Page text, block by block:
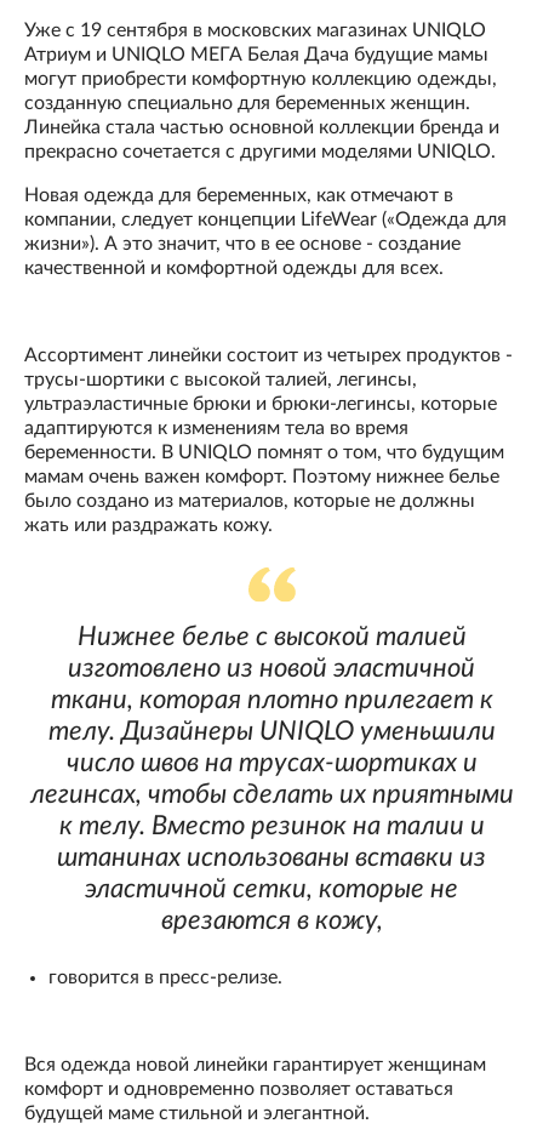
Уже с 19 сентября в московских магазинах UNIQLO
Атриум и UNIQLO МЕГА Белая Дача будущие мамы
могут приобрести комфортную коллекцию одежды,
созданную специально для беременных женщин.
Линейка стала частью основной коллекции бренда и
прекрасно сочетается с другими моделями UNIQLO.
Новая одежда для беременных, как отмечают в
компании, следует концепции LifeWear («Одежда для
жизни»). А это значит, что в ее основе - создание
качественной и комфортной одежды для всех.
Ассортимент линейки состоит из четырех продуктов -
трусы-шортики с высокой талией, легинсы,
ультраэластичные брюки и брюки-легинсы, которые
адаптируются к изменениям тела во время
беременности. В UNIQLO помнят о том, что будущим
мамам очень важен комфорт. Поэтому нижнее белье
было создано из материалов, которые не должны
жать или раздражать кожу.
Нижнее белье с высокой талией
изготовлено из новой эластичной
ткани, которая плотно прилегает к
телу. Дизайнеры UNIQLO уменьшили
число швов на трусах-шортиках и
легинсах, чтобы сделать их приятными
к телу. Вместо резинок на талии и
штанинах использованы вставки из
эластичной сетки, которые не
врезаются в кожу,
говорится в пресс-релизе.
Вся одежда новой линейки гарантирует женщинам
комфорт и одновременно позволяет оставаться
будущей маме стильной и элегантной.